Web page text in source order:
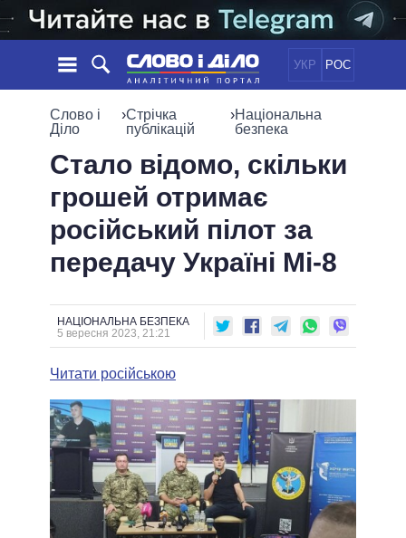
УКР РОС
НОВИНИ
СТРІЧКА
СТАТТІ
ДУМКИ
ОГЛЯДИ
ПОЛІТИКА
ЕКОНОМІКА
СУСПІЛЬСТВО
СВІТ
ПОЛIТИКИ
УСІ ПОЛІТИКИ
ПРЕЗИДЕНТ І ОФІС
КАБІНЕТ МІНІСТРІВ
ГОЛОВИ ОБЛАДМІНІСТРАЦІЙ
МЕРИ МІСТ
ІНФОГРАФІКА
ВІДЕО
ПІДТРИМАТИ
ПОРІВНЯННЯ ПОЛІТИКІВ
Слово і
Діло
›Стрічка
публікацій
›Національна
безпека
Стало відомо, скільки
грошей отримає
російський пілот за
передачу Україні Мі-8
НАЦІОНАЛЬНА БЕЗПЕКА
5 вересня 2023, 21:21
Читати російською